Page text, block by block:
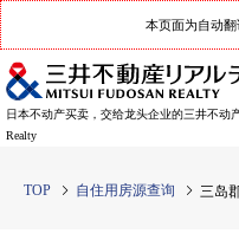
本页面为自动翻
日本不动产买卖，交给龙头企业的三井不动
Realty
TOP 自住用房源查询 三岛